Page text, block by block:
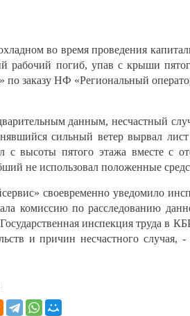
во время проведения
рабочий погиб, упав с крыши
по заказу НФ «Региональный
данным, несчастный
сильный ветер вырвал
с высоты пятого этажа вместе с
не использовал положенные
своевременно уведомило
комиссию по расследованию
инспекция труда в
и причин несчастного